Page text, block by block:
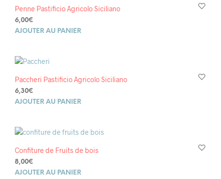
Penne Pastificio Agricolo Siciliano
6,00€
AJOUTER AU PANIER
Paccheri Pastificio Agricolo Siciliano
6,30€
AJOUTER AU PANIER
Confiture de Fruits de bois
8,00€
AJOUTER AU PANIER